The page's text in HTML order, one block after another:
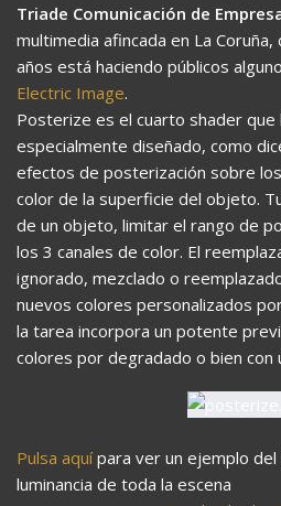
Triade Comunicación de
multimedia afincada en La
años está haciendo públicos
Electric Image.
Posterize es el cuarto shader que
especialmente diseñado, como
efectos de posterización sobre
color de la superficie del objeto.
de un objeto, limitar el rango de
los 3 canales de color. El
ignorado, mezclado o
nuevos colores personalizados
la tarea incorpora un potente
colores por degradado o bien con
Pulsa aquípara ver un ejemplo del
luminancia de toda la escena